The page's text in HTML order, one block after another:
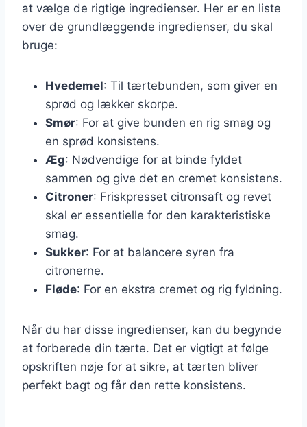
at vælge de rigtige ingredienser. Her er en liste
over de grundlæggende ingredienser, du skal
bruge:
Hvedemel: Til tærtebunden, som giver en
sprød og lækker skorpe.
Smør: For at give bunden en rig smag og
en sprød konsistens.
Æg: Nødvendige for at binde fyldet
sammen og give det en cremet konsistens.
Citroner: Friskpresset citronsaft og revet
skal er essentielle for den karakteristiske
smag.
Sukker: For at balancere syren fra
citronerne.
Fløde: For en ekstra cremet og rig fyldning.
Når du har disse ingredienser, kan du begynde
at forberede din tærte. Det er vigtigt at følge
opskriften nøje for at sikre, at tærten bliver
perfekt bagt og får den rette konsistens.